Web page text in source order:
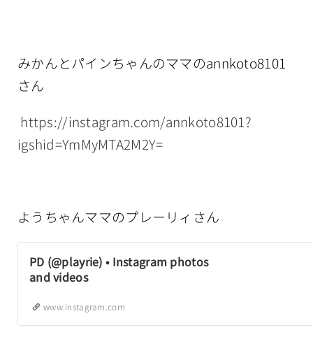
みかんとパインちゃんのママのannkoto8101
さん
https://instagram.com/annkoto8101?
igshid=YmMyMTA2M2Y=
ようちゃんママのプレーリィさん
PD (@playrie) • Instagram photos
and videos
www.instagram.com